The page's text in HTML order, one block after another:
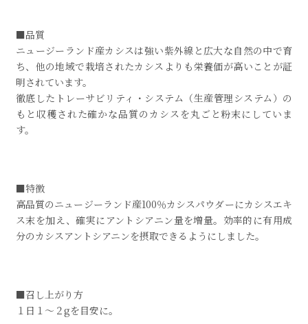
■品質
ニュージーランド産カシスは強い紫外線と広大な自然の中で育
ち、他の地域で栽培されたカシスよりも栄養価が高いことが証
明されています。
徹底したトレーサビリティ・システム（生産管理システム）の
もと収穫された確かな品質のカシスを丸ごと粉末にしていま
す。
■特徴
高品質のニュージーランド産100％カシスパウダーにカシスエキ
ス末を加え、確実にアントシアニン量を増量。効率的に有用成
分のカシスアントシアニンを摂取できるようにしました。
■召し上がり方
１日１～２gを目安に。